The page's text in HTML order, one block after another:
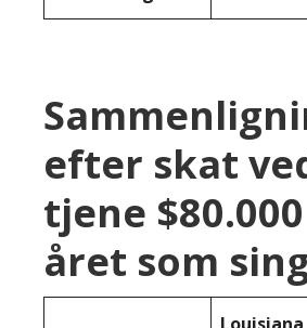
efter skat
tjene
året som